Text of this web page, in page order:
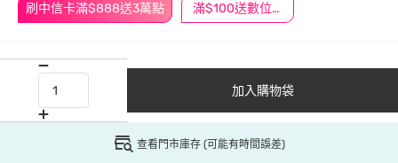
刷中信卡滿$888送3萬點 滿$100送數位印花
加入購物袋
查看門市庫存 (可能有時間誤差)